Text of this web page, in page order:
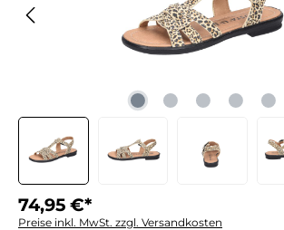
74,95 €*
Preise inkl. MwSt. zzgl. Versandkosten